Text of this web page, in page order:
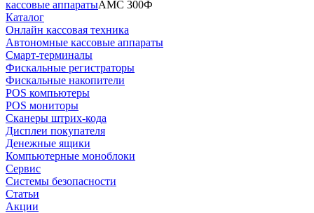
кассовые аппаратыАМС 300Ф
Каталог
Онлайн кассовая техника
Автономные кассовые аппараты
Смарт-терминалы
Фискальные регистраторы
Фискальные накопители
POS компьютеры
POS мониторы
Сканеры штрих-кода
Дисплеи покупателя
Денежные ящики
Компьютерные моноблоки
Сервис
Системы безопасности
Статьи
Акции